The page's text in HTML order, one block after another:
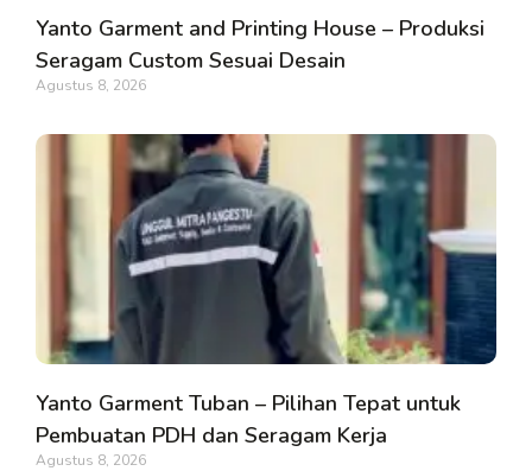
Yanto Garment and Printing House – Produksi
Seragam Custom Sesuai Desain
Agustus 8, 2026
Yanto Garment Tuban – Pilihan Tepat untuk
Pembuatan PDH dan Seragam Kerja
Agustus 8, 2026